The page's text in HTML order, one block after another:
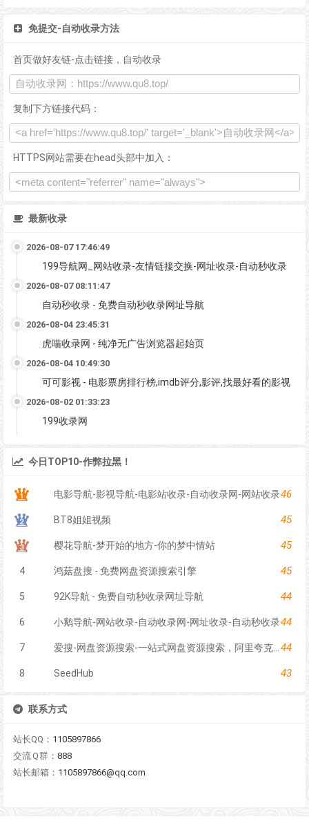
免提交-自动收录方法
首页做好友链-点击链接，自动收录
复制下方链接代码：
HTTPS网站需要在head头部中加入：
最新收录
2026-08-07 17:46:49
199导航网_网站收录-友情链接交换-网址收录-自动秒收录
2026-08-07 08:11:47
自动秒收录 - 免费自动秒收录网址导航
2026-08-04 23:45:31
虎喵收录网 - 纯净无广告浏览器起始页
2026-08-04 10:49:30
可可影视 - 电影票房排行榜,imdb评分,影评,找最好看的影视
2026-08-02 01:33:23
199收录网
今日TOP10-作弊拉黑！
电影导航-影视导航-电影站收录-自动收录网-网站收录46
BT8姐姐视频 45
樱花导航-梦开始的地方-你的梦中情站 45
4 鸿菇盘搜 - 免费网盘资源搜索引擎 45
5 92K导航 - 免费自动秒收录网址导航 44
6 小鹅导航-网站收录-自动收录网-网址收录-自动秒收录44
7 爱搜-网盘资源搜索-一站式网盘资源搜索，阿里夸克百度迅雷UC全聚合44
8 SeedHub 43
联系方式
站长QQ： 1105897866
交流Ｑ群： 888
站长邮箱： 1105897866@qq.com